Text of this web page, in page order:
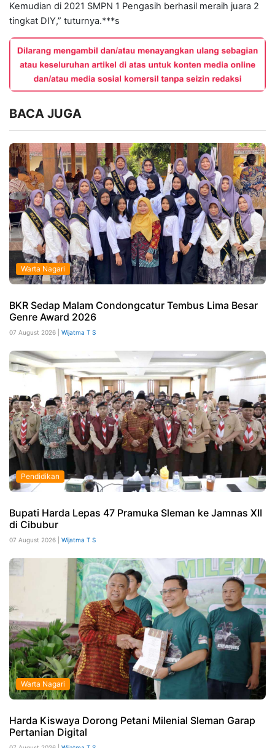
Kemudian di 2021 SMPN 1 Pengasih berhasil meraih juara 2
tingkat DIY,” tuturnya.***s
BACA JUGA
Warta Nagari
BKR Sedap Malam Condongcatur Tembus Lima Besar
Genre Award 2026
07 August 2026 | Wijatma T S
Pendidikan
Bupati Harda Lepas 47 Pramuka Sleman ke Jamnas XII
di Cibubur
07 August 2026 | Wijatma T S
Warta Nagari
Harda Kiswaya Dorong Petani Milenial Sleman Garap
Pertanian Digital